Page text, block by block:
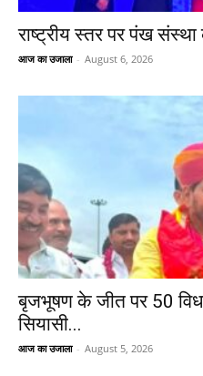
राष्ट्रीय स्तर पर पंख संस्था
आज का उजाला - August 6, 2026
बृजभूषण के जीत पर 50
सियासी...
आज का उजाला - August 5, 2026